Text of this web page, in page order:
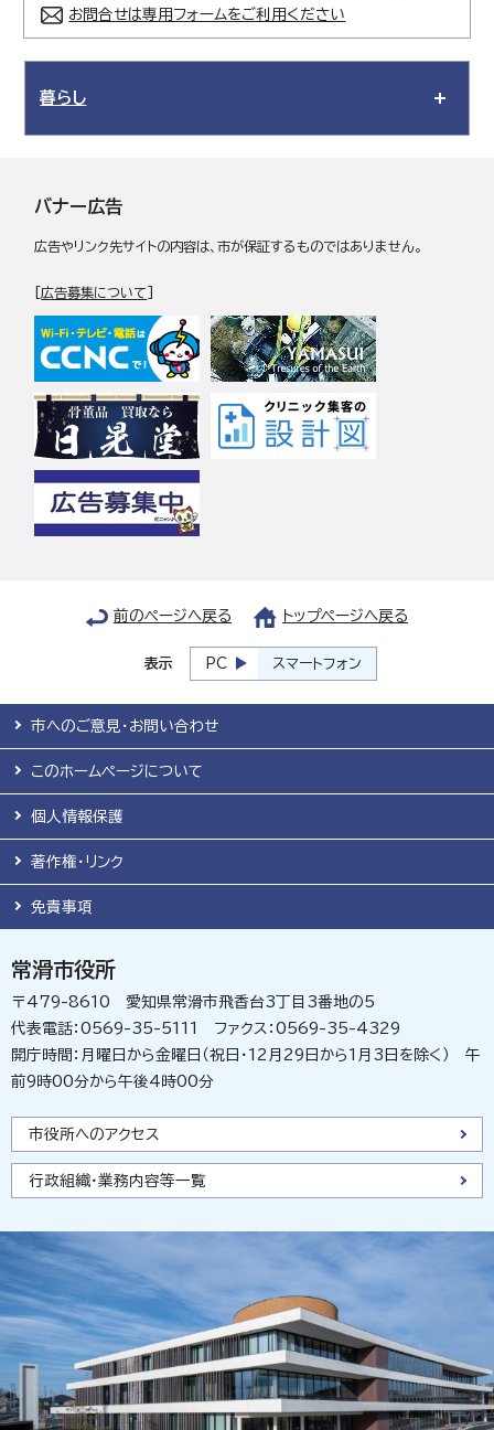
お問合せは専用フォームをご利用ください
暮らし
バナー広告
広告やリンク先サイトの内容は、市が保証するものではありません。
[広告募集について
前のページへ戻る トップページへ戻る
表示 PC スマートフォン
市へのご意見・お問い合わせ
このホームページについて
個人情報保護
著作権・リンク
免責事項
常滑市役所
〒479-8610 愛知県常滑市飛香台3丁目3番地の5
代表電話：0569-35-5111 ファクス：0569-35-4329
開庁時間：月曜日から金曜日（祝日・12月29日から1月3日を除く） 午
前9時00分から午後4時00分
市役所へのアクセス
行政組織・業務内容等一覧